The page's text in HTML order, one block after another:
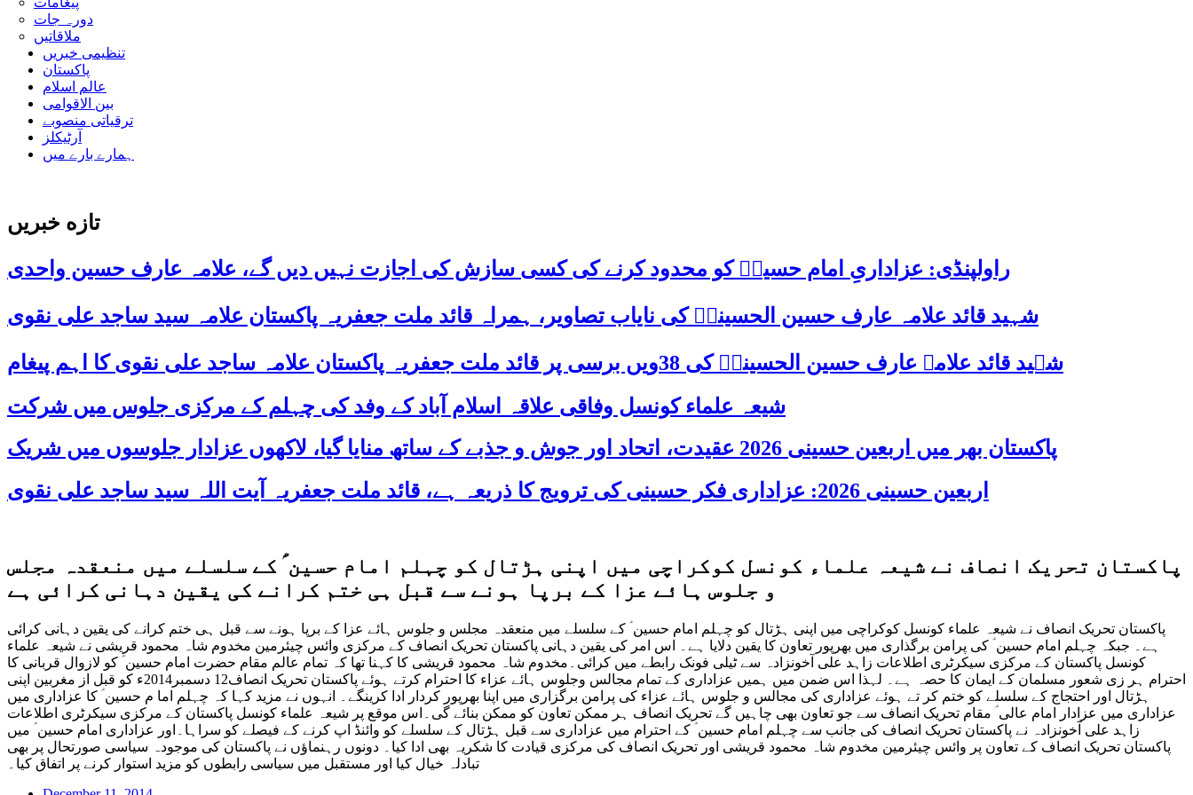
دورہ جات
ملاقاتیں
تنظیمی خبریں
پاکستان
عالم اسلام
بین الاقوامی
ترقیاتی منصوبے
آرٹیکلز
ہمارے بارے میں
تازه خبریں
راولپنڈی: عزاداریِ امام حسینؑ کو محدود کرنے کی کسی سازش کی اجازت نہیں دیں گے، علامہ عارف حسین واحدی
شہید قائد علامہ عارف حسین الحسینیؒ کی نایاب تصاویر، ہمراہ قائد ملت جعفریہ پاکستان علامہ سید ساجد علی نقوی
شہید قائد علامہ عارف حسین الحسینیؒ کی 38ویں برسی پر قائد ملت جعفریہ پاکستان علامہ ساجد علی نقوی کا اہم پیغام
شیعہ علماء کونسل وفاقی علاقہ اسلام آباد کے وفد کی چہلم کے مرکزی جلوس میں شرکت
پاکستان بھر میں اربعین حسینی 2026 عقیدت، اتحاد اور جوش و جذبے کے ساتھ منایا گیا، لاکھوں عزادار جلوسوں میں شریک
اربعین حسینی 2026: عزاداری فکر حسینی کی ترویج کا ذریعہ ہے، قائد ملت جعفریہ آیت اللہ سید ساجد علی نقوی
پاکستان تحریک انصاف نے شیعہ علماء کونسل کوکراچی میں اپنی ہڑتال کو چہلم امام حسین ؑ کے سلسلے میں منعقدہ مجلس
و جلوس ہائے عزا کے برپا ہونے سے قبل ہی ختم کرانے کی یقین دہانی کرائی ہے
پاکستان تحریک انصاف نے شیعہ علماء کونسل کوکراچی میں اپنی ہڑتال کو چہلم امام حسین ؑ کے سلسلے میں منعقدہ مجلس و جلوس ہائے عزا کے برپا ہونے سے قبل ہی ختم کرانے کی یقین دہانی کرائی
ہے۔ جبکہ چہلم امام حسین ؑ کی پرامن برگذاری میں بھرپور تعاون کا یقین دلایا ہے۔ اس امر کی یقین دہانی پاکستان تحریک انصاف کے مرکزی وائس چیئرمین مخدوم شاہ محمود قریشی نے شیعہ علماء
کونسل پاکستان کے مرکزی سیکرٹری اطلاعات زاہد علی آخونزادہ سے ٹیلی فونک رابطے میں کرائی۔مخدوم شاہ محمود قریشی کا کہنا تھا کہ تمام عالم مقام حضرت امام حسین ؑ کو لازوال قربانی کا
احترام ہر زی شعور مسلمان کے ایمان کا حصہ ہے۔ لہذا اس ضمن میں ہمیں عزاداری کے تمام مجالس وجلوس ہائے عزاء کا احترام کرتے ہوئے پاکستان تحریک انصاف12 دسمبر2014ء کو قبل از مغربین اپنی
ہڑتال اور احتجاج کے سلسلے کو ختم کر تے ہوئے عزاداری کی مجالس و جلوس ہائے عزاء کی پرامن برگزاری میں اپنا بھرپور کردار ادا کرینگے۔ انہوں نے مزید کہا کہ چہلم اما م حسین ؑ کا عزاداری میں
عزاداری میں عزادار امام عالی ؑ مقام تحریک انصاف سے جو تعاون بھی چاہیں گے تحریک انصاف ہر ممکن تعاون کو ممکن بنائے گی۔اس موقع پر شیعہ علماء کونسل پاکستان کے مرکزی سیکرٹری اطلاعات
زاہد علی آخونزادہ نے پاکستان تحریک انصاف کی جانب سے چہلم امام حسین ؑ کے احترام میں عزاداری سے قبل ہڑتال کے سلسلے کو وائنڈ اپ کرنے کے فیصلے کو سراہا۔اور عزاداری امام حسین ؑ میں
پاکستان تحریک انصاف کے تعاون پر وائس چیئرمین مخدوم شاہ محمود قریشی اور تحریک انصاف کی مرکزی قیادت کا شکریہ بھی ادا کیا۔ دونوں رہنماؤں نے پاکستان کی موجودہ سیاسی صورتحال پر بھی